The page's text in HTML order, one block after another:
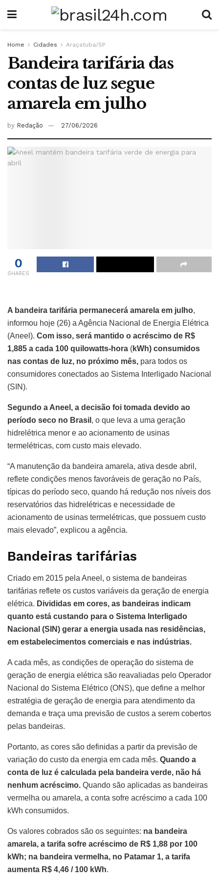
Home Cidades Araçatuba/SP
Bandeira tarifária das
contas de luz segue
amarela em julho
by Redação 27/06/2026
0
SHARES
A bandeira tarifária permanecerá amarela em julho,
informou hoje (26) a Agência Nacional de Energia Elétrica
(Aneel). Com isso, será mantido o acréscimo de R$
1,885 a cada 100 quilowatts-hora (kWh) consumidos
nas contas de luz, no próximo mês, para todos os
consumidores conectados ao Sistema Interligado Nacional
(SIN).
Segundo a Aneel, a decisão foi tomada devido ao
período seco no Brasil , o que leva a uma geração
hidrelétrica menor e ao acionamento de usinas
termelétricas, com custo mais elevado.
“A manutenção da bandeira amarela, ativa desde abril,
reflete condições menos favoráveis de geração no País,
típicas do período seco, quando há redução nos níveis dos
reservatórios das hidrelétricas e necessidade de
acionamento de usinas termelétricas, que possuem custo
mais elevado”, explicou a agência.
Bandeiras tarifárias
Criado em 2015 pela Aneel, o sistema de bandeiras
tarifárias reflete os custos variáveis da geração de energia
elétrica. Divididas em cores, as bandeiras indicam
quanto está custando para o Sistema Interligado
Nacional (SIN) gerar a energia usada nas residências,
em estabelecimentos comerciais e nas indústrias.
A cada mês, as condições de operação do sistema de
geração de energia elétrica são reavaliadas pelo Operador
Nacional do Sistema Elétrico (ONS), que define a melhor
estratégia de geração de energia para atendimento da
demanda e traça uma previsão de custos a serem cobertos
pelas bandeiras.
Portanto, as cores são definidas a partir da previsão de
variação do custo da energia em cada mês. Quando a
conta de luz é calculada pela bandeira verde, não há
nenhum acréscimo. Quando são aplicadas as bandeiras
vermelha ou amarela, a conta sofre acréscimo a cada 100
kWh consumidos.
Os valores cobrados são os seguintes: na bandeira
amarela, a tarifa sofre acréscimo de R$ 1,88 por 100
kWh; na bandeira vermelha, no Patamar 1, a tarifa
aumenta R$ 4,46 / 100 kWh.